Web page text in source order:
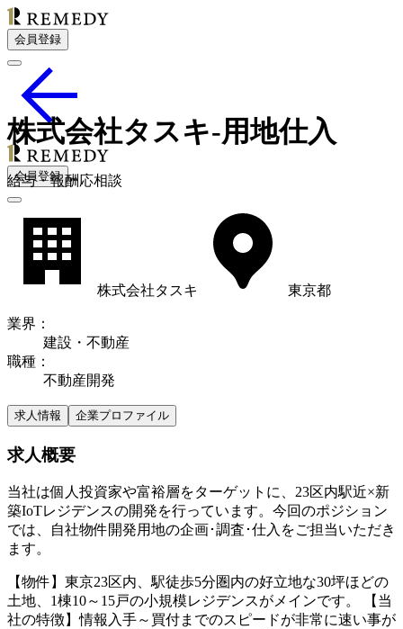
会員登録
会員登録
株式会社タスキ-用地仕入
給与・報酬応相談
株式会社タスキ 東京都
業界 ：
建設・不動産
職種 ：
不動産開発
求人情報 企業プロファイル
求人概要
当社は個人投資家や富裕層をターゲットに、23区内駅近×新
築IoTレジデンスの開発を行っています。今回のポジション
では、自社物件開発用地の企画･調査･仕入をご担当いただき
ます。
【物件】東京23区内、駅徒歩5分圏内の好立地な30坪ほどの
土地、1棟10～15戸の小規模レジデンスがメインです。 【当
社の特徴】情報入手～買付までのスピードが非常に速い事が